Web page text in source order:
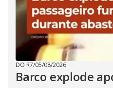
DO R7/05/08/2026
Barco explode